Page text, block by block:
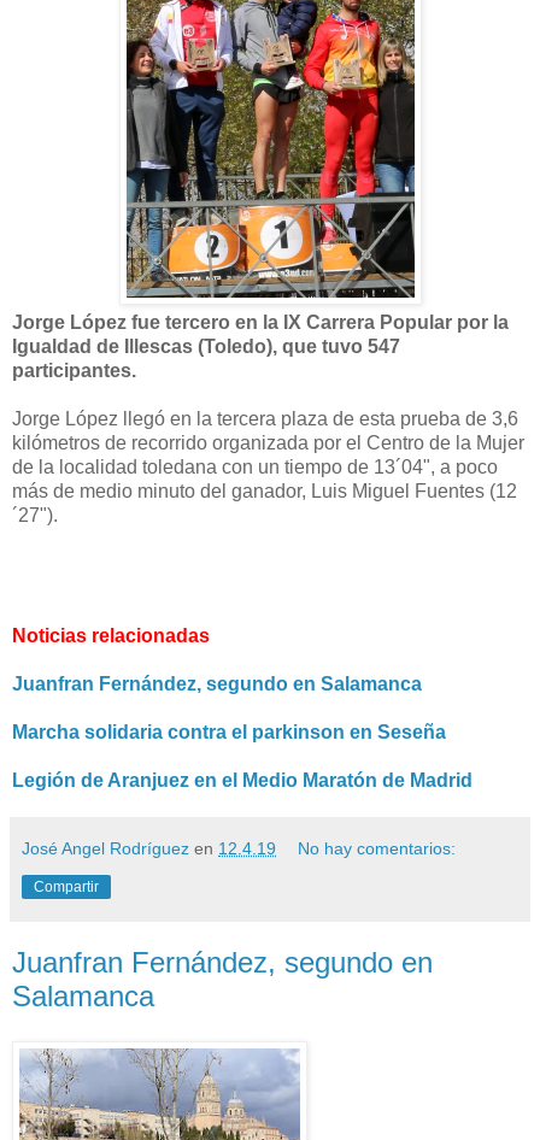
Jorge López fue tercero en la IX Carrera Popular por la
Igualdad de Illescas (Toledo), que tuvo 547
participantes.
Jorge López llegó en la tercera plaza de esta prueba de 3,6
kilómetros de recorrido organizada por el Centro de la Mujer
de la localidad toledana con un tiempo de 13´04", a poco
más de medio minuto del ganador, Luis Miguel Fuentes (12
´27").
Noticias relacionadas
Juanfran Fernández, segundo en Salamanca
Marcha solidaria contra el parkinson en Seseña
Legión de Aranjuez en el Medio Maratón de Madrid
José Angel Rodríguez en 12.4.19 No hay comentarios:
Compartir
Juanfran Fernández, segundo en
Salamanca